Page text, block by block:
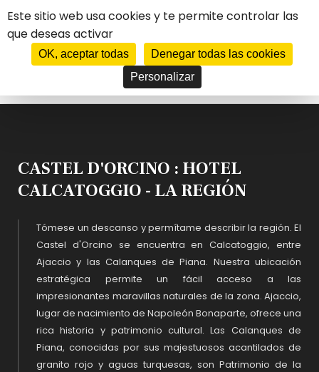
Este sitio web usa cookies y te permite controlar las
que deseas activar
OK, aceptar todas
Denegar todas las cookies
Personalizar
HOTEL ****
CASTEL D'ORCINO
JE RÉSERVE MON SÉJOUR
CASTEL D'ORCINO : HOTEL
CALCATOGGIO - LA REGIÓN
Tómese un descanso y permítame describir la región. El
Castel d'Orcino se encuentra en Calcatoggio, entre
Ajaccio y las Calanques de Piana. Nuestra ubicación
estratégica permite un fácil acceso a las
impresionantes maravillas naturales de la zona. Ajaccio,
lugar de nacimiento de Napoleón Bonaparte, ofrece una
rica historia y patrimonio cultural. Las Calanques de
Piana, conocidas por sus majestuosos acantilados de
granito rojo y aguas turquesas, son Patrimonio de la